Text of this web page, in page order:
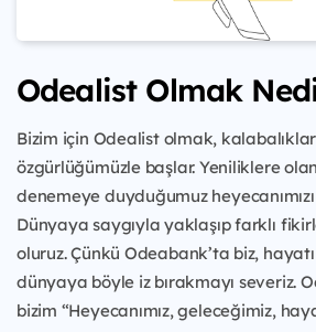
Odealist Olmak
Bizim için Odealist olmak,
özgürlüğümüzle başlar. Yeniliklere olan
denemeye duyduğumuz
Dünyaya saygıyla yaklaşıp farklı
oluruz. Çünkü Odeabank’ta biz,
dünyaya böyle iz bırakmayı severiz.
bizim “Heyecanımız, geleceğimiz,